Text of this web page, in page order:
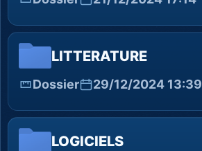
LITTERATURE
Dossier 29/12/2024 13:39
LOGICIELS